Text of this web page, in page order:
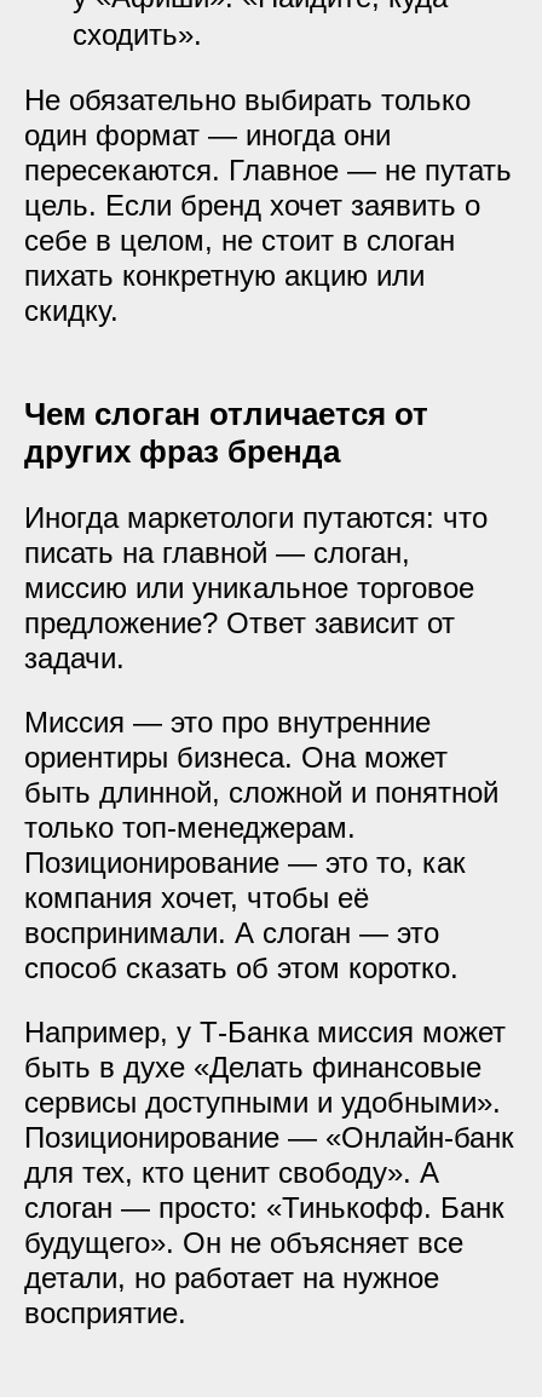
сходить».
Не обязательно выбирать только
один формат — иногда они
пересекаются. Главное — не путать
цель. Если бренд хочет заявить о
себе в целом, не стоит в слоган
пихать конкретную акцию или
скидку.
Чем слоган отличается от
других фраз бренда
Иногда маркетологи путаются: что
писать на главной — слоган,
миссию или уникальное торговое
предложение? Ответ зависит от
задачи.
Миссия — это про внутренние
ориентиры бизнеса. Она может
быть длинной, сложной и понятной
только топ-менеджерам.
Позиционирование — это то, как
компания хочет, чтобы её
воспринимали. А слоган — это
способ сказать об этом коротко.
Например, у Т-Банка миссия может
быть в духе «Делать финансовые
сервисы доступными и удобными».
Позиционирование — «Онлайн-банк
для тех, кто ценит свободу». А
слоган — просто: «Тинькофф. Банк
будущего». Он не объясняет все
детали, но работает на нужное
восприятие.